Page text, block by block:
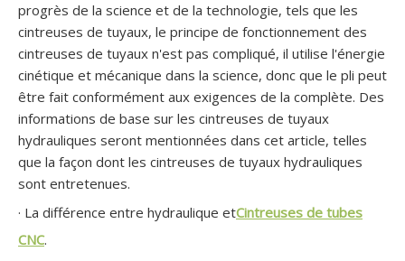
progrès de la science et de la technologie, tels que les
cintreuses de tuyaux, le principe de fonctionnement des
cintreuses de tuyaux n'est pas compliqué, il utilise l'énergie
cinétique et mécanique dans la science, donc que le pli peut
être fait conformément aux exigences de la complète. Des
informations de base sur les cintreuses de tuyaux
hydrauliques seront mentionnées dans cet article, telles
que la façon dont les cintreuses de tuyaux hydrauliques
sont entretenues.
· La différence entre hydraulique etCintreuses de tubes
CNC.